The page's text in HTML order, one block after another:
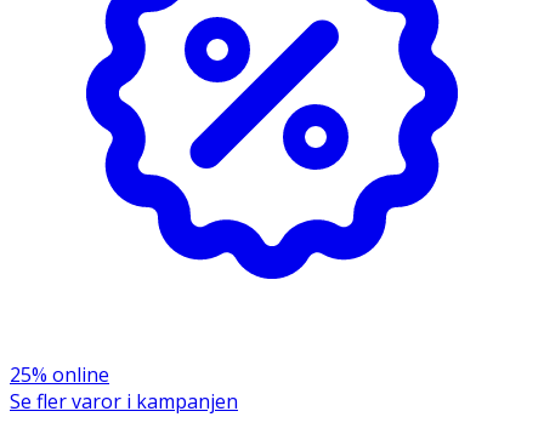
25% online
Se fler varor i kampanjen